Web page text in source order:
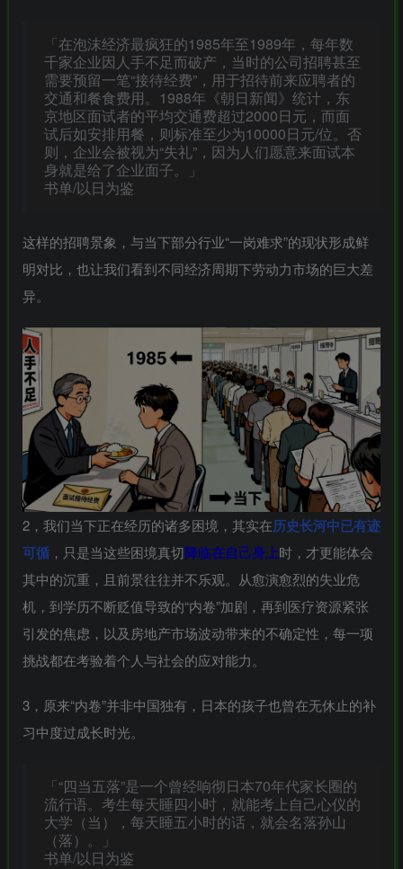
雅马
仿象牙
檀木黑
三角钢
琴
乐器
破壁机家用低
音破壁机
1.75L大容量
多功能豆浆料
理榨汁机新款
￥299
￥0.00
蛇
团购中
此极AI时间宝
机器人小初高
学习管理神器
￥299
￥1.00
小闹
YAMAHA雅马
哈W3AWn哑
光原木色W系
列顶配旗舰款
欧洲古典风格
高端实木钢琴
￥38700
￥1.00
「在泡沫经济最疯狂的1985年至1989年，每年数
千家企业因人手不足而破产，当时的公司招聘甚至
需要预留一笔“接待经费”，用于招待前来应聘者的
交通和餐食费用。1988年《朝日新闻》统计，东
京地区面试者的平均交通费超过2000日元，而面
试后如安排用餐，则标准至少为10000日元/位。否
则，企业会被视为“失礼”，因为人们愿意来面试本
身就是给了企业面子。」
书单/以日为鉴
这样的招聘景象，与当下部分行业“一岗难求”的现状形成鲜
明对比，也让我们看到不同经济周期下劳动力市场的巨大差
异。
2，我们当下正在经历的诸多困境，其实在历史长河中已有迹
可循 ，只是当这些困境真切降临在自己身上时，才更能体会
其中的沉重，且前景往往并不乐观。从愈演愈烈的失业危
机，到学历不断贬值导致的“内卷”加剧，再到医疗资源紧张
引发的焦虑，以及房地产市场波动带来的不确定性，每一项
挑战都在考验着个人与社会的应对能力。
3，原来“内卷”并非中国独有，日本的孩子也曾在无休止的补
习中度过成长时光。
「“四当五落”是一个曾经响彻日本70年代家长圈的
流行语。考生每天睡四小时，就能考上自己心仪的
大学（当），每天睡五小时的话，就会名落孙山
（落）。」
书单/以日为鉴